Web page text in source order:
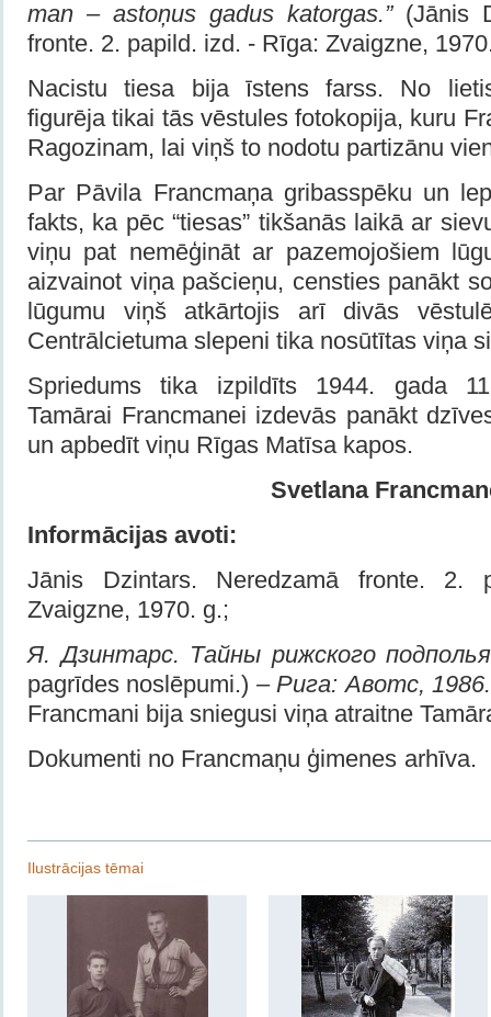
man – astoņus gadus katorgas.” (Jānis
fronte. 2. papild. izd. - Rīga: Zvaigzne,
Nacistu tiesa bija īstens farss. No
figurēja tikai tās vēstules fotokopija, kuru
Ragozinam, lai viņš to nodotu partizānu
Par Pāvila Francmaņa gribasspēku un
fakts, ka pēc “tiesas” tikšanās laikā ar
viņu pat nemēģināt ar pazemojošiem
aizvainot viņa pašcieņu, censties panākt
lūgumu viņš atkārtojis arī divās
Centrālcietuma slepeni tika nosūtītas viņa
Spriedums tika izpildīts 1944. gada
Tamārai Francmanei izdevās panākt
un apbedīt viņu Rīgas Matīsa kapos.
Svetlana
Informācijas avoti:
Jānis Dzintars. Neredzamā fronte.
Zvaigzne, 1970. g.;
Я. Дзинтарс. Тайны рижского
pagrīdes noslēpumi.) – Рига: Авотс,
Francmani bija sniegusi viņa atraitne
Dokumenti no Francmaņu ģimenes arhīva.
Ilustrācijas tēmai